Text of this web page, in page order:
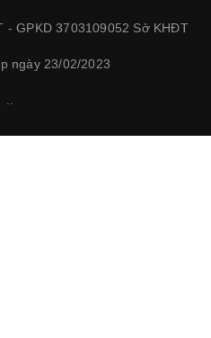
- GPKD 3703109052 Sở KHĐT
ngày 23/02/2023
..